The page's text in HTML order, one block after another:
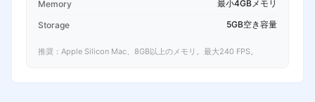
Memory 最小4GBメモリ
Storage 5GB空き容量
推奨：Apple Silicon Mac、8GB以上のメモリ。最大240 FPS。